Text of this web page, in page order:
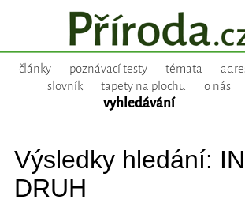
články poznávací testy témata
slovník
tapety na plochu o nás
vyhledávání
Výsledky hledání:
DRUH